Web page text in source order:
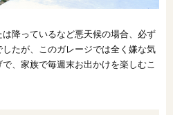
降っているなど悪天候の場合、必ず
たが、このガレージでは全く嫌な気
、家族で毎週末お出かけを楽しむこ